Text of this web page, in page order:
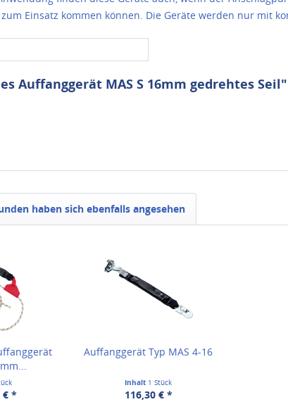
Einsatz kommen können. Die Geräte werden nur mit
Auffanggerät MAS S 16mm gedrehtes Seil"
haben sich ebenfalls angesehen
€ *
Auffanggerät Typ MAS 4-16
Inhalt 1 Stück
116,30 € *